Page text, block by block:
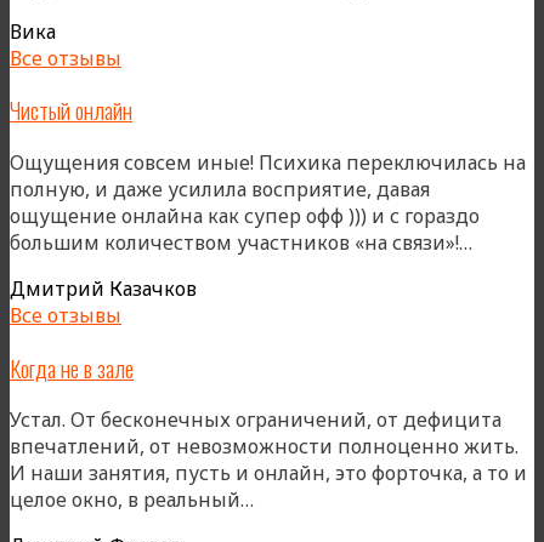
Вика
Все отзывы
Чистый онлайн
Ощущения совсем иные! Психика переключилась на
полную, и даже усилила восприятие, давая
ощущение онлайна как супер офф ))) и с гораздо
большим количеством участников «на связи»!…
Дмитрий Казачков
Все отзывы
Когда не в зале
Устал. От бесконечных ограничений, от дефицита
впечатлений, от невозможности полноценно жить.
И наши занятия, пусть и онлайн, это форточка, а то и
целое окно, в реальный…